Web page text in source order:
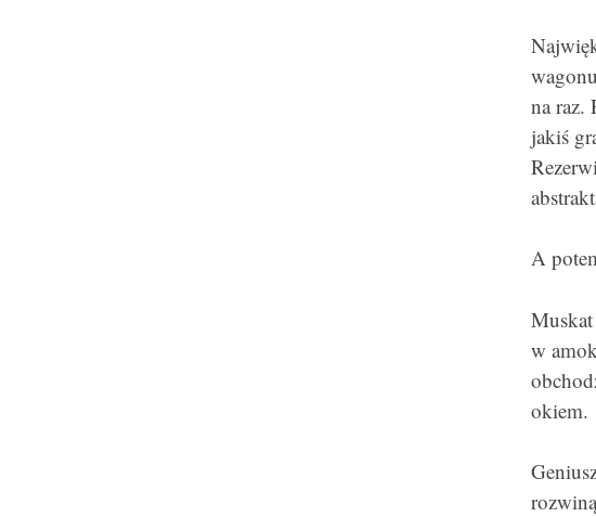
na raz.
jakiś
A
w
okiem.